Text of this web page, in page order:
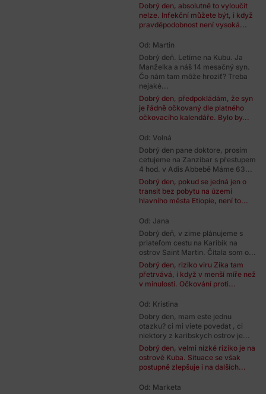
Dobrý den, absolutně to vyloučit
nelze. Infekční můžete být, i když
pravděpodobnost není vysoká...
Od: Martin
Dobrý deň. Letíme na Kubu. Ja
Manželka a náš 14 mesačný syn.
Čo nám tam môže hroziť? Treba
nejaké...
Dobrý den, předpokládám, že syn
je řádně očkovaný dle platného
očkovacího kalendáře. Bylo by...
Od: Volná
Dobrý den pane doktore, prosím
cetujeme na Zanzibar s přestupem
4 hod. v Adis Abbebě Máme 63...
Dobrý den, pokud se jedná jen o
transit bez pobytu na území
hlavního města Etiopie, není to...
Od: Jana
Dobrý deň, v zime plánujeme s
priateľom cestu na Karibik na
ostrov Saint Martin. Čítala som o...
Dobrý den, riziko viru Zika tam
přetrvává, i když v menší míře než
v minulosti. Očkování proti...
Od: Kristina
Dobry den, mam este jednu
otazku? ci mi viete povedat , ci
niektory z karibskych ostrov je...
Dobrý den, velmi nízké riziko je na
ostrově Kuba. Situace se však
postupně zlepšuje i na dalších...
Od: Marketa